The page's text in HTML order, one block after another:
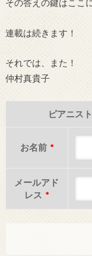
その答えの鍵はここ
連載は続きます！
それでは、また！
仲村真貴子
ピアニス
お名前 *
メールアド
レス *